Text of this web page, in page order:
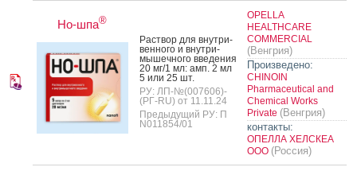
Но-шпа®
Рас­твор для внут­ри­
вен­но­го и внут­ри­
мышеч­но­го вве­дения
20 мг/1 мл: амп. 2 мл
5 или 25 шт.
РУ: ЛП-№(007606)-
(РГ-RU) от 11.11.24
Предыдущий РУ: П
N011854/01
OPELLA
HEALTHCARE
COMMERCIAL
(Венгрия)
Произведено:
CHINOIN
Pharmaceutical and
Chemical Works
Private (Венгрия)
контакты:
ОПЕЛЛА ХЕЛСКЕА
ООО (Россия)